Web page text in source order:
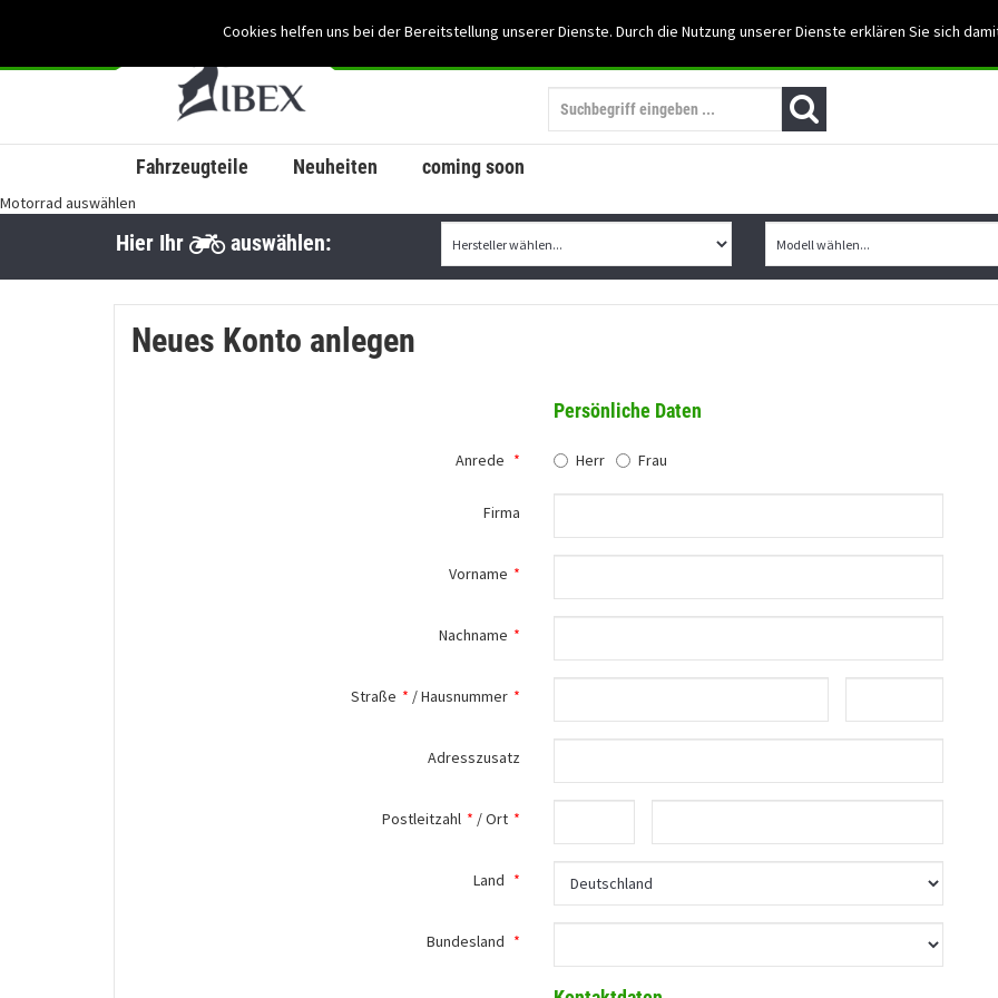
Cookies helfen uns bei der Bereitstellung unserer Dienste. Durch die Nutzung unserer Dienste erklären Sie sich
Mein Konto Support: 03501-
Fahrzeugteile Neuheiten coming soon
Motorrad auswählen
Hier Ihr auswählen:
Neues Konto anlegen
Persönliche Daten
Anrede * Herr Frau
Firma
Vorname *
Nachname *
Straße * /Hausnummer *
Adresszusatz
Postleitzahl * /Ort *
Land *
Bundesland *